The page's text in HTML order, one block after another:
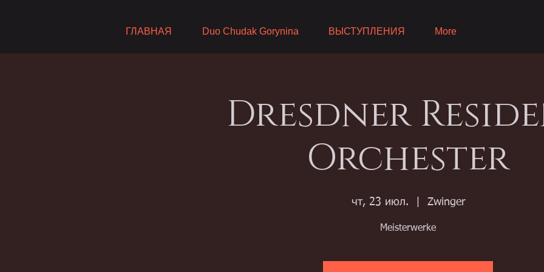
ГЛАВНАЯ Duo Chudak Gorynina ВЫСТУПЛЕНИЯ More
Dresdner
Orchester
чт, 23 июл. Zwinger
Meisterwerke